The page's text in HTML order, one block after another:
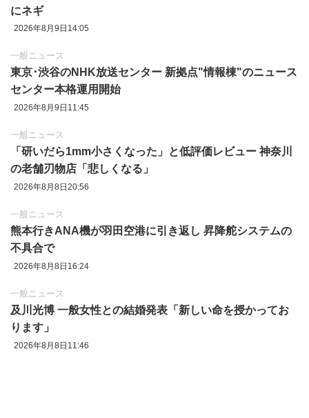
にネギ
2026年8月9日14:05
一般ニュース
東京‪･‬渋谷のNHK放送センター 新拠点"情報棟"のニュース
センター本格運用開始
2026年8月9日11:45
一般ニュース
「研いだら1mm小さくなった」と低評価レビュー 神奈川
の老舗刃物店「悲しくなる」
2026年8月8日20:56
一般ニュース
熊本行きANA機が羽田空港に引き返し 昇降舵システムの
不具合で
2026年8月8日16:24
一般ニュース
及川光博 一般女性との結婚発表「新しい命を授かってお
ります」
2026年8月8日11:46